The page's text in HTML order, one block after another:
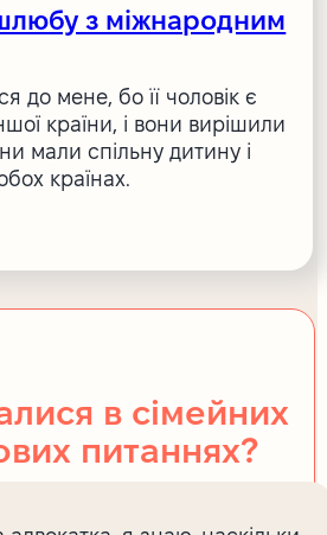
з міжнародним
до мене, бо її чоловік є
країни, і вони вирішили
мали спільну дитину і
країнах.
в сімейних
питаннях?